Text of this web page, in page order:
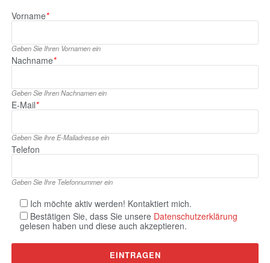
Vorname*
Geben Sie Ihren Vornamen ein
Nachname*
Geben Sie Ihren Nachnamen ein
E‑Mail*
Geben Sie ihre E‑Mailadresse ein
Telefon
Geben Sie Ihre Telefonnummer ein
Ich möchte aktiv werden! Kontaktiert mich.
Bestätigen Sie, dass Sie unsere Datenschutzerklärung
gelesen haben und diese auch akzeptieren.